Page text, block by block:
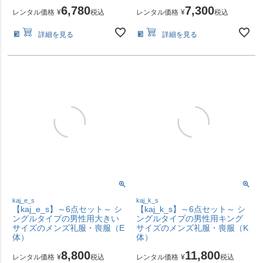
レンタル価格 ¥6,780税込
詳細を見る
レンタル価格 ¥7,300税込
詳細を見る
kaj_e_s
【kaj_e_s】～6点セット～ シ
ングルタイプの男性用大きい
サイズのメンズ礼服・喪服（E
体）
レンタル価格 ¥8,800税込
kaj_k_s
【kaj_k_s】～6点セット～ シ
ングルタイプの男性用キング
サイズのメンズ礼服・喪服（K
体）
レンタル価格 ¥11,800税込